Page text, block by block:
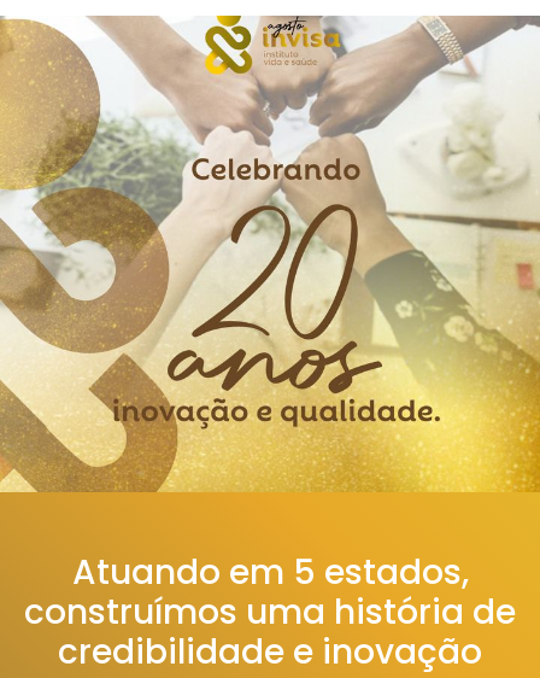
Atuando em 5 estados,
construímos uma história de
credibilidade e inovação